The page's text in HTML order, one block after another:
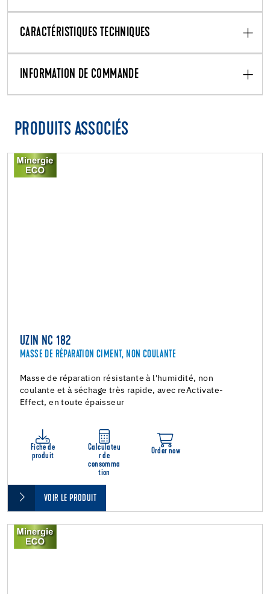
CARACTÉRISTIQUES TECHNIQUES
INFORMATION DE COMMANDE
PRODUITS ASSOCIÉS
UZIN NC 182
MASSE DE RÉPARATION CIMENT, NON COULANTE
Masse de réparation résistante à l'humidité, non
coulante et à séchage très rapide, avec reActivate-
Effect, en toute épaisseur
Fiche de
produit
Calculateu
r de
consomma
tion
Order now
VOIR LE PRODUIT